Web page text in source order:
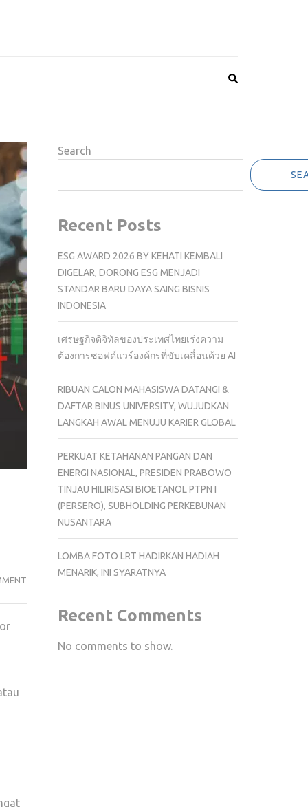
MENGANTISIPASI
PENGANGGURAN
MENGAPA
Search
Recent Posts
ESG AWARD 2026 BY KEHATI KEMBALI
DIGELAR, DORONG ESG MENJADI
STANDAR BARU DAYA SAING BISNIS
INDONESIA
เศรษฐกิจดิจิทัลของประเทศไทยเร่งความ
ต้องการซอฟต์แวร์องค์กรที่ขับเคลื่อนด้วย AI
RIBUAN CALON MAHASISWA DATANGI &
DAFTAR BINUS UNIVERSITY, WUJUDKAN
LANGKAH AWAL MENUJU KARIER GLOBAL
PERKUAT KETAHANAN PANGAN DAN
ENERGI NASIONAL, PRESIDEN PRABOWO
TINJAU HILIRISASI BIOETANOL PTPN I
(PERSERO), SUBHOLDING PERKEBUNAN
NUSANTARA
LOMBA FOTO LRT HADIRKAN HADIAH
MENARIK, INI SYARATNYA
Recent Comments
No comments to show.